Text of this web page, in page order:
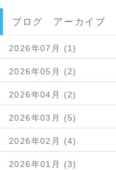
ブログ アーカイブ
2026年07月 (1)
2026年05月 (2)
2026年04月 (2)
2026年03月 (5)
2026年02月 (4)
2026年01月 (3)